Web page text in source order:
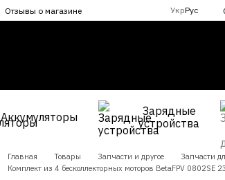
Отзывы о магазине
УкрРус
Аккумуляторы
Зарядные
устройства
Главная Товары Запчасти и другое Запчасти
Комплект из 4 бесколлекторных моторов BetaFPV 0802SE